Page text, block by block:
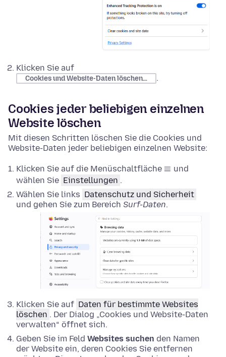
Klicken Sie auf
Cookies und Website-Daten löschen… .
Cookies jeder beliebigen einzelnen
Website löschen
Mit diesen Schritten löschen Sie die Cookies und
Website-Daten jeder beliebigen einzelnen Website:
Klicken Sie auf die Menüschaltfläche
und
wählen Sie Einstellungen .
Wählen Sie links Datenschutz und Sicherheit
und gehen Sie zum Bereich Surf-Daten.
Klicken Sie auf Daten für bestimmte Websites
löschen . Der Dialog „Cookies und Website-Daten
verwalten“ öffnet sich.
Geben Sie im Feld Websites suchen den Namen
der Website ein, deren Cookies Sie entfernen